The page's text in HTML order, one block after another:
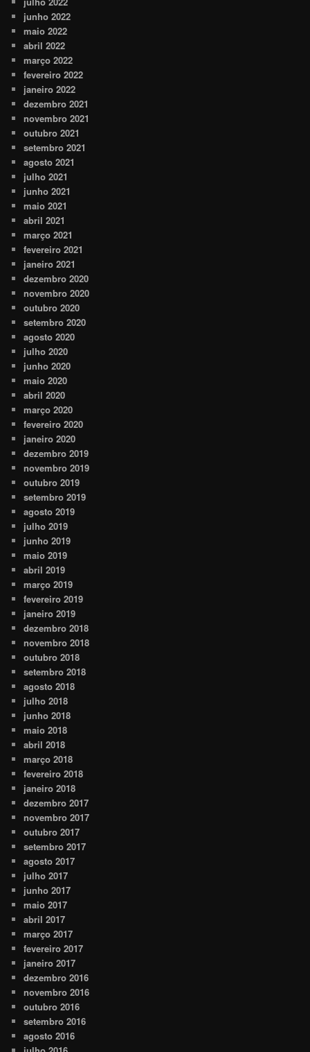
junho 2022
maio 2022
abril 2022
março 2022
fevereiro 2022
janeiro 2022
dezembro 2021
novembro 2021
outubro 2021
setembro 2021
agosto 2021
julho 2021
junho 2021
maio 2021
abril 2021
março 2021
fevereiro 2021
janeiro 2021
dezembro 2020
novembro 2020
outubro 2020
setembro 2020
agosto 2020
julho 2020
junho 2020
maio 2020
abril 2020
março 2020
fevereiro 2020
janeiro 2020
dezembro 2019
novembro 2019
outubro 2019
setembro 2019
agosto 2019
julho 2019
junho 2019
maio 2019
abril 2019
março 2019
fevereiro 2019
janeiro 2019
dezembro 2018
novembro 2018
outubro 2018
setembro 2018
agosto 2018
julho 2018
junho 2018
maio 2018
abril 2018
março 2018
fevereiro 2018
janeiro 2018
dezembro 2017
novembro 2017
outubro 2017
setembro 2017
agosto 2017
julho 2017
junho 2017
maio 2017
abril 2017
março 2017
fevereiro 2017
janeiro 2017
dezembro 2016
novembro 2016
outubro 2016
setembro 2016
agosto 2016